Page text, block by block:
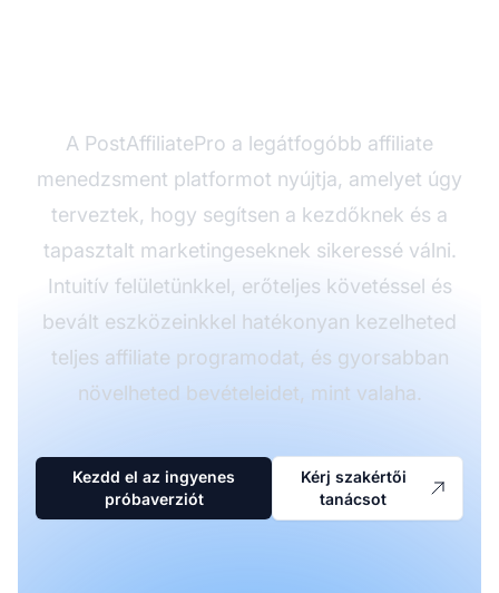
A PostAffiliatePro a legátfogóbb affiliate
menedzsment platformot nyújtja, amelyet úgy
terveztek, hogy segítsen a kezdőknek és a
tapasztalt marketingeseknek sikeressé válni.
Intuitív felületünkkel, erőteljes követéssel és
bevált eszközeinkkel hatékonyan kezelheted
teljes affiliate programodat, és gyorsabban
növelheted bevételeidet, mint valaha.
Kezdd el az ingyenes
próbaverziót
Kérj szakértői
tanácsot